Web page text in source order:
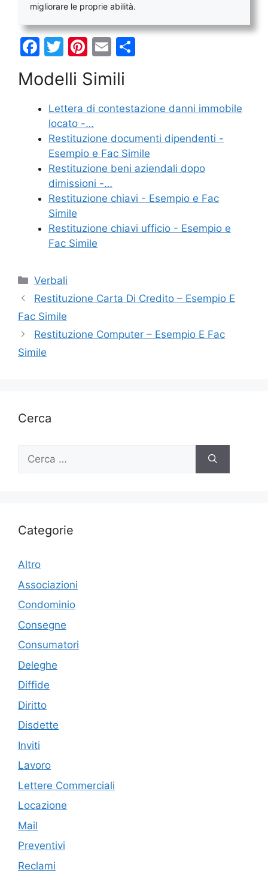
migliorare le proprie abilità.
F
c
e
b
o
o
k
T
w
itt
er
Pi
nt
er
e
st
E
m
ai
l
di
di
Modelli Simili
Lettera di contestazione danni immobile
locato -…
Restituzione documenti dipendenti -
Esempio e Fac Simile
Restituzione beni aziendali dopo
dimissioni​ -…
Restituzione chiavi - Esempio e Fac
Simile
Restituzione chiavi ufficio - Esempio e
Fac Simile
Categorie
Verbali
Restituzione Carta Di Credito​ – Esempio E
Fac Simile
Restituzione Computer​ – Esempio E Fac
Simile
Cerca
Ricerca
Categorie
Altro
Associazioni
Condominio
Consegne
Consumatori
Deleghe
Diffide
Diritto
Disdette
Inviti
Lavoro
Lettere Commerciali
Locazione
Mail
Preventivi
Reclami